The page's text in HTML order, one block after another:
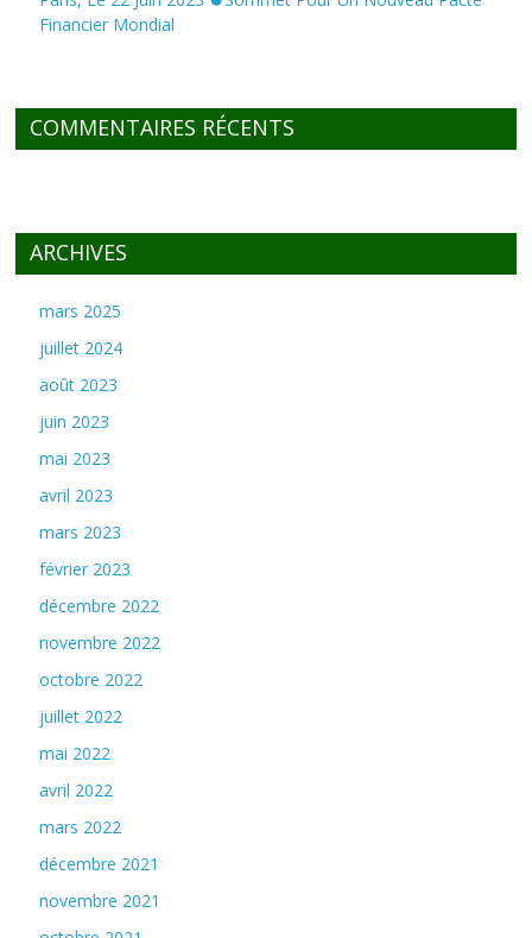
Financier Mondial
COMMENTAIRES RÉCENTS
ARCHIVES
mars 2025
juillet 2024
août 2023
juin 2023
mai 2023
avril 2023
mars 2023
février 2023
décembre 2022
novembre 2022
octobre 2022
juillet 2022
mai 2022
avril 2022
mars 2022
décembre 2021
novembre 2021